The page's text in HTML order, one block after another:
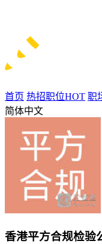
首页 热招职位HOT 职
简体中文
香港平方合规检验